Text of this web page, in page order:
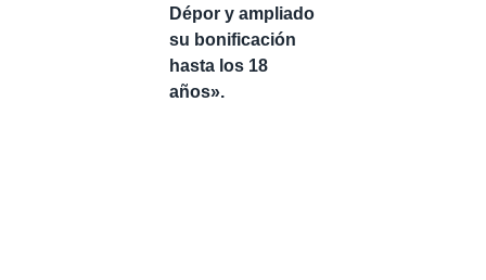
Dépor y ampliado
su bonificación
hasta los 18
años».